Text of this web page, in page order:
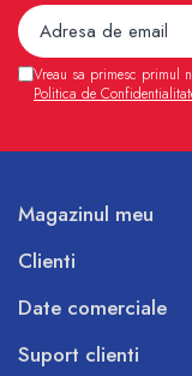
Vreau sa primesc primul
Politica de
Magazinul meu
Clienti
Date comerciale
Suport clienti